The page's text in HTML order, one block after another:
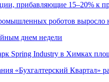
прибавляющие 15–20% к
роботов выросло
днем недели
Spring Industry в Химках
«Бухгалтерский Квартал»